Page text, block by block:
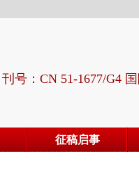
刊号：CN 51-1677/G4
征稿启事